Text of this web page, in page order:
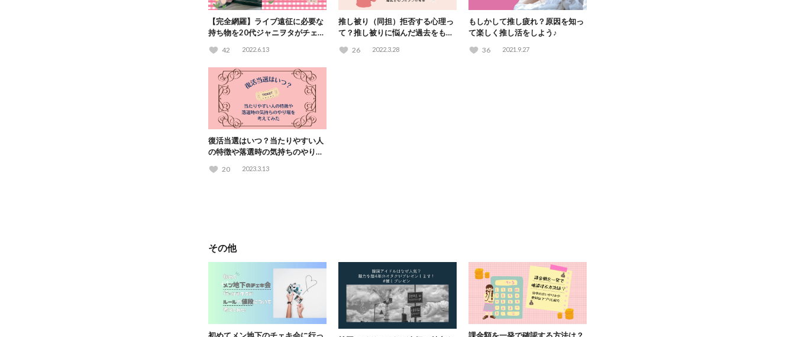
【完全網羅】ライブ遠征に必要な
持ち物を20代ジャニヲタがチェッ
42 2022.6.13
推し被り（同担）拒否する心理っ
て？推し被りに悩んだ過去をもつ
26 2022.3.28
もしかして推し疲れ？原因を知っ
て楽しく推し活をしよう♪
36 2021.9.27
復活当選はいつ？当たりやすい人
の特徴や落選時の気持ちのやり場
20 2023.3.13
その他